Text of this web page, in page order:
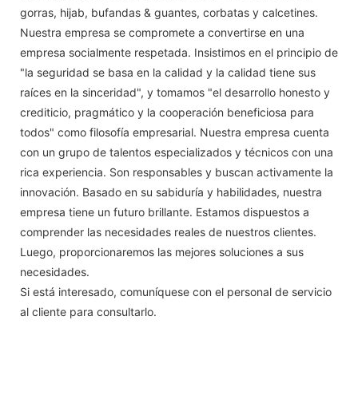
gorras, hijab, bufandas & guantes, corbatas y calcetines.
Nuestra empresa se compromete a convertirse en una
empresa socialmente respetada. Insistimos en el principio de
"la seguridad se basa en la calidad y la calidad tiene sus
raíces en la sinceridad", y tomamos "el desarrollo honesto y
crediticio, pragmático y la cooperación beneficiosa para
todos" como filosofía empresarial. Nuestra empresa cuenta
con un grupo de talentos especializados y técnicos con una
rica experiencia. Son responsables y buscan activamente la
innovación. Basado en su sabiduría y habilidades, nuestra
empresa tiene un futuro brillante. Estamos dispuestos a
comprender las necesidades reales de nuestros clientes.
Luego, proporcionaremos las mejores soluciones a sus
necesidades.
Si está interesado, comuníquese con el personal de servicio
al cliente para consultarlo.